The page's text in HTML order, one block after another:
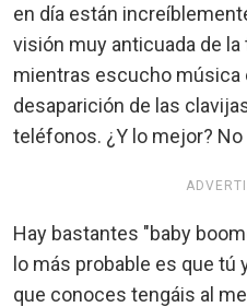
en día están
visión muy anticuada de
mientras escucho música
desaparición de las
teléfonos. ¿Y lo mejor?
Hay bastantes "baby
lo más probable es que tú
que conoces tengáis al